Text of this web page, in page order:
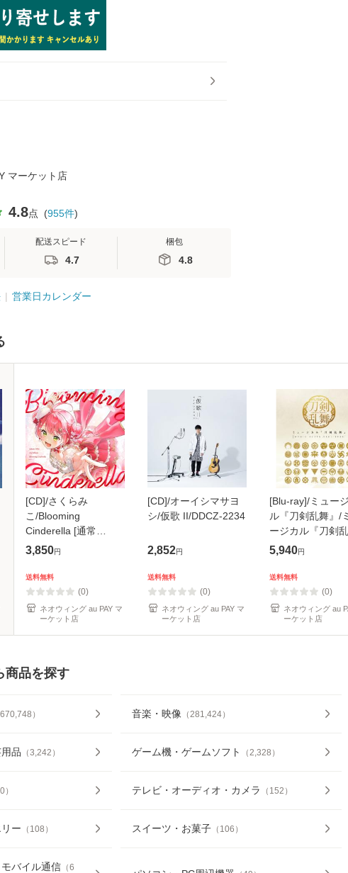
マーケット店
4.8点 (955件)
配送スピード
4.7
梱包
4.8
営業日カレンダー
[CD]/さくらみ
こ/Blooming
Cinderella [通常
盤]/HOLO-30
3,850円
送料無料
(0)
ネオウィング au PAY マ
ーケット店
[CD]/オーイシマサヨ
シ/仮歌 II/DDCZ-2234
2,852円
送料無料
(0)
ネオウィング au PAY マ
ーケット店
[Blu-ray]/ミュー
ル『刀剣乱舞』/
ージカル『刀剣乱
〜MUSIC CLIPS
2025〜/
5034
5,940円
送料無料
(0)
ネオウィング au PAY マ
ーケット店
商品を探す
670,748 ） 音楽・映像（281,424）
品 （3,242 ） ゲーム機・ゲームソフト （2,328 ）
） テレビ・オーディオ・カメラ （ 152 ）
ー （ 108 ） スイーツ・お菓子（ 106 ）
バイル通信 （6